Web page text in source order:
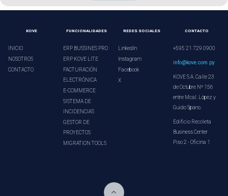
KOVE
INICIO
NOSOTROS
CONTACTO
FUNCIONALIDADES
ERP BUSSINES PRO
ERP KOVE LITE
FACTURACIÓN
ELECTRÓNICA
E-COMMERCE
SISTEMA DE
INCIDENCIAS
GESTOR DE
PROYECTOS
MIGRATION TOOLS
REDES SOCIALES
LinkedIn
Instagram
Facebook
X
CONTACTO
+595 21 729 0900
info@kove.com.py
KOVE S.A. Calle 23
de Octubre Nº 156
entre Mcal. López y
Guido Spano.
Edificio Recoleta
Business Center
Piso 2 - Oficina 1